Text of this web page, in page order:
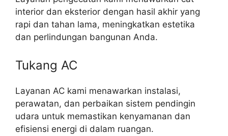
interior dan eksterior dengan hasil akhir yang
rapi dan tahan lama, meningkatkan estetika
dan perlindungan bangunan Anda.
Tukang AC
Layanan AC kami menawarkan instalasi,
perawatan, dan perbaikan sistem pendingin
udara untuk memastikan kenyamanan dan
efisiensi energi di dalam ruangan.